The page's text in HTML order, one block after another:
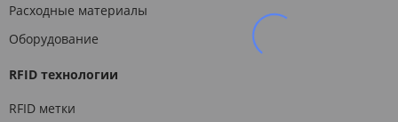
Расходные материалы
Оборудование
RFID технологии
RFID метки